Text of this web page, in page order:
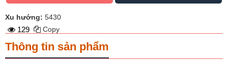
Xu hướng: 5430
129 Copy
Thông tin sản phẩm